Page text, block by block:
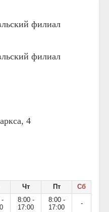
филиал
филиал
4
Чт Пт Сб
-
8:00 -
17:00
8:00 -
17:00
-